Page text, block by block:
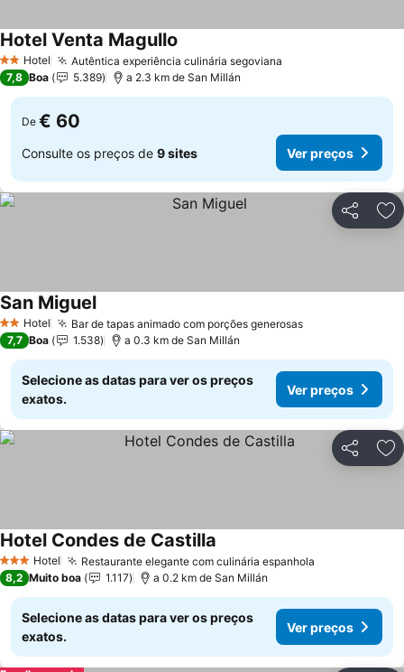
2 Estrelas
Hotel Autêntica experiência culinária segoviana
Hotel Venta Magullo
7,8 Boa 5.389 a 2.3 km de San Millán
De € 60
Consulte os preços de 9 sites Ver preços
Partilhar
2 Estrelas
Hotel Bar de tapas animado com porções generosas
San Miguel
7,7 Boa 1.538 a 0.3 km de San Millán
Selecione as datas para ver os preços
exatos.
Ver preços
Partilhar
3 EstrelasHotel Restaurante elegante com culinária espanhola
Hotel Condes de Castilla
8,2 Muito boa 1.117 a 0.2 km de San Millán
Selecione as datas para ver os preços
exatos.
Ver preços